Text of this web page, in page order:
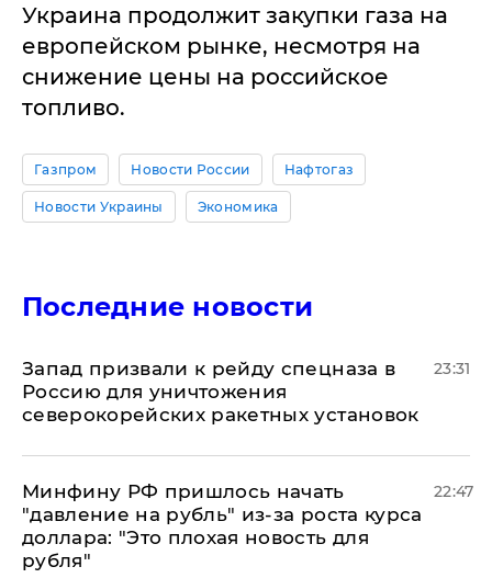
Украина продолжит закупки газа на
европейском рынке, несмотря на
снижение цены на российское
топливо.
Газпром Новости России Нафтогаз
Новости Украины Экономика
Последние новости
Запад призвали к рейду спецназа в
Россию для уничтожения
северокорейских ракетных установок
23:31
Минфину РФ пришлось начать
"давление на рубль" из-за роста курса
доллара: "Это плохая новость для
рубля"
22:47